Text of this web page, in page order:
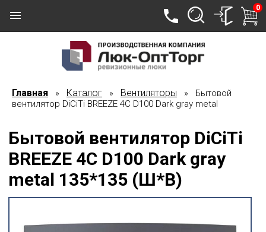
0
Главная » Каталог » Вентиляторы » Бытовой
вентилятор DiCiTi BREEZE 4C D100 Dark gray metal
Бытовой вентилятор DiCiTi
BREEZE 4C D100 Dark gray
metal 135*135 (Ш*В)